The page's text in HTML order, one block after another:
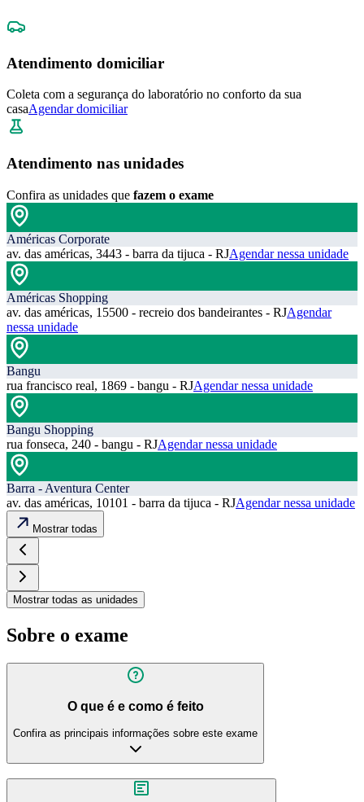
Atendimento domiciliar
Coleta com a segurança do laboratório no conforto da sua
casaAgendar domiciliar
Atendimento nas unidades
Confira as unidades que fazem o exame
Américas Corporate
av. das américas, 3443 - barra da tijuca - RJAgendar nessa unidade
Américas Shopping
av. das américas, 15500 - recreio dos bandeirantes - RJAgendar
nessa unidade
Bangu
rua francisco real, 1869 - bangu - RJAgendar nessa unidade
Bangu Shopping
rua fonseca, 240 - bangu - RJAgendar nessa unidade
Barra - Aventura Center
av. das américas, 10101 - barra da tijuca - RJAgendar nessa unidade
Mostrar todas
Mostrar todas as unidades
Sobre o exame
O que é e como é feito
Confira as principais informações sobre este exame